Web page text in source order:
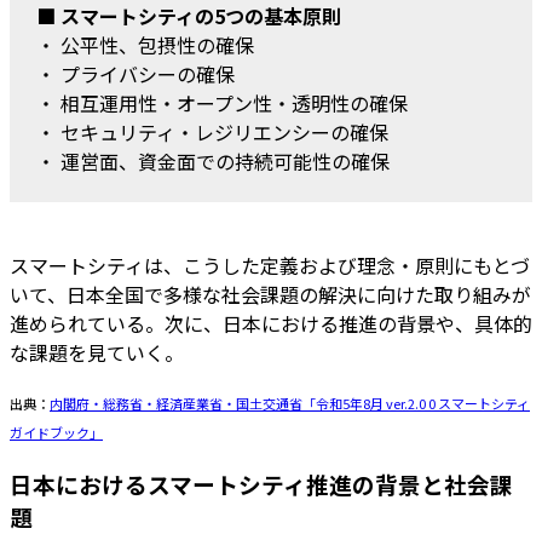
■ スマートシティの5つの基本原則
・ 公平性、包摂性の確保
・ プライバシーの確保
・ 相互運用性・オープン性・透明性の確保
・ セキュリティ・レジリエンシーの確保
・ 運営面、資金面での持続可能性の確保
スマートシティは、こうした定義および理念・原則にもとづ
いて、日本全国で多様な社会課題の解決に向けた取り組みが
進められている。次に、日本における推進の背景や、具体的
な課題を見ていく。
出典： 内閣府・総務省・経済産業省・国土交通省「令和5年8月 ver.2.0 0 スマートシティ
ガイドブック」
日本におけるスマートシティ推進の背景と社会課
題